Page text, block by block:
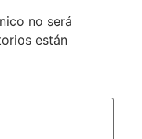
no será
están